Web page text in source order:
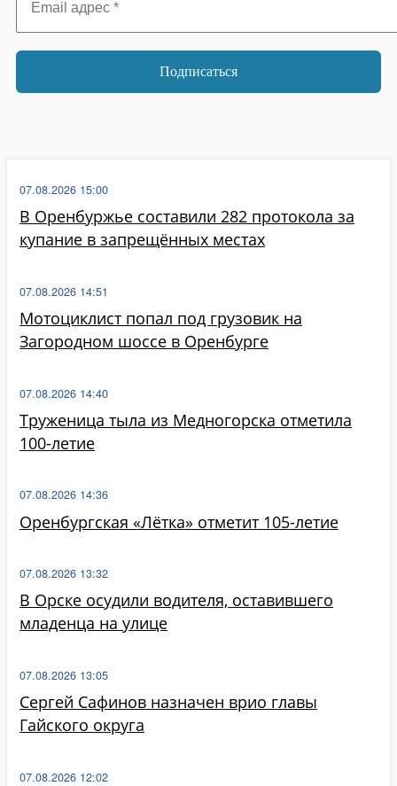
адрес
*
В Оренбуржье составили 282 протокола за
купание в запрещённых местах
07.08.2026 15:00
Мотоциклист попал под грузовик на
Загородном шоссе в Оренбурге
07.08.2026 14:51
Труженица тыла из Медногорска отметила
100-летие
07.08.2026 14:40
Оренбургская «Лётка» отметит 105-летие
07.08.2026 14:36
В Орске осудили водителя, оставившего
младенца на улице
07.08.2026 13:32
Сергей Сафинов назначен врио главы
Гайского округа
07.08.2026 13:05
07.08.2026 12:02